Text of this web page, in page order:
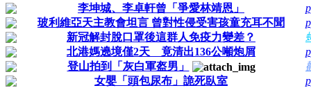
李坤城、李卓軒曾「爭愛林靖恩」
玻利維亞天主教會坦言 曾對性侵受害孩童充耳不聞
新冠解封脫口罩後這群人免疫力變差？
北港媽遶境僅2天 竟清出136公噸炮屑
登山拍到「灰白軍盔男」
女嬰「頭包尿布」詭死臥室